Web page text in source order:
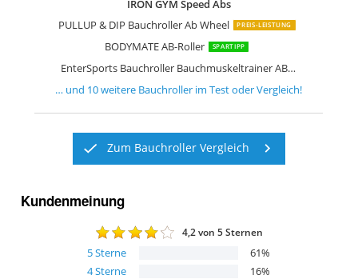
IRON GYM Speed Abs
PULLUP & DIP Bauchroller Ab Wheel
PREIS-LEISTUNG
BODYMATE AB-Roller SPARTIPP
EnterSports Bauchroller Bauchmuskeltrainer ABS Roller
… und 10weitere Bauchroller im Test oder Vergleich!
Zum Bauchroller Vergleich
Kundenmeinung
4,2von 5 Sternen
5Sterne 61%
4Sterne 16%